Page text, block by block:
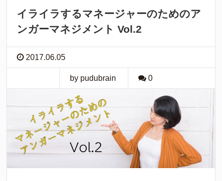
イライラするマネージャーのためのア
ンガーマネジメント Vol.2
2017.06.05
by pudubrain 0